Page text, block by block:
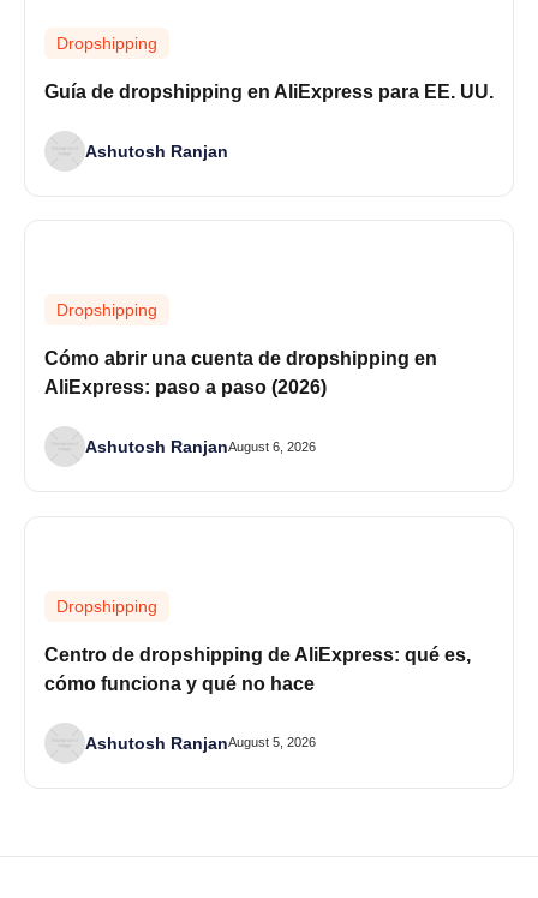
Dropshipping
Guía de dropshipping en AliExpress para EE. UU.
Ashutosh Ranjan
Dropshipping
Cómo abrir una cuenta de dropshipping en
AliExpress: paso a paso (2026)
Ashutosh RanjanAugust 6, 2026
Dropshipping
Centro de dropshipping de AliExpress: qué es,
cómo funciona y qué no hace
Ashutosh RanjanAugust 5, 2026